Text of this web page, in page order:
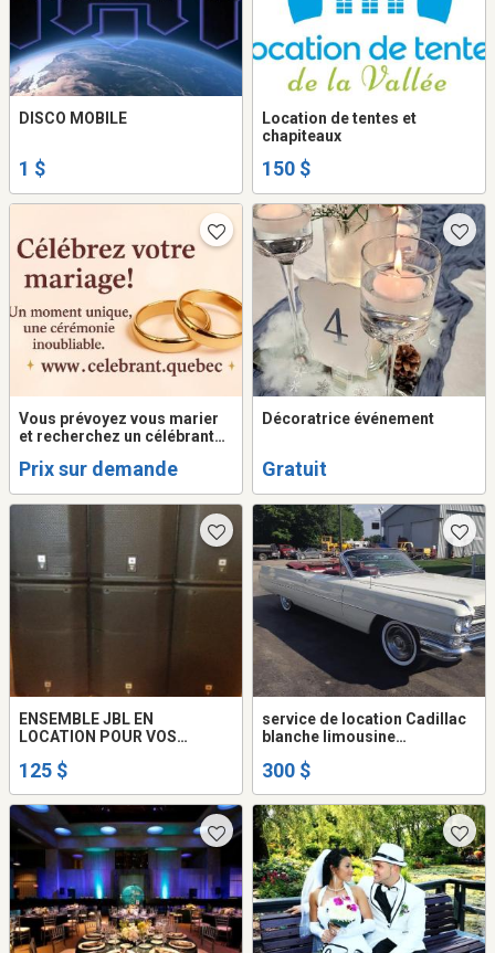
DISCO MOBILE
1 $
Location de tentes et
chapiteaux
150 $
Vous prévoyez vous marier
et recherchez un célébrant
Prix sur demande
Décoratrice événement
Gratuit
ENSEMBLE JBL EN
LOCATION POUR VOS
125 $
service de location Cadillac
blanche limousine
antique vintage mariage
video ou film
300 $